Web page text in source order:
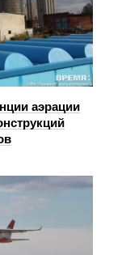
аэрации